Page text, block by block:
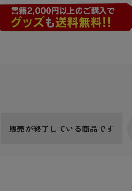
販売が終了している商品です